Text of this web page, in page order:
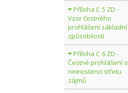
Příloha č. 5 ZD -
Vzor čestného
prohlášení základní
způsobilosti
Příloha č. 6 ZD -
Čestné prohlášení o
neexistenci střetu
zájmů